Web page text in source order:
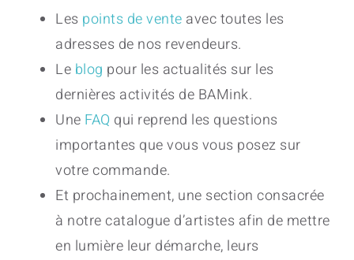
Les points de vente avec toutes les
adresses de nos revendeurs.
Le blog pour les actualités sur les
dernières activités de BAMink.
Une FAQ qui reprend les questions
importantes que vous vous posez sur
votre commande.
Et prochainement, une section consacrée
à notre catalogue d’artistes afin de mettre
en lumière leur démarche, leurs